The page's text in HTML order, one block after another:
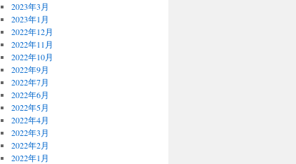
2023年3月
2023年1月
2022年12月
2022年11月
2022年10月
2022年9月
2022年7月
2022年6月
2022年5月
2022年4月
2022年3月
2022年2月
2022年1月